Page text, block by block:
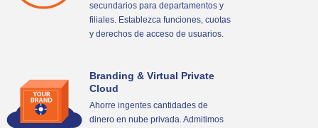
secundarios para departamentos y
filiales. Establezca funciones, cuotas
y derechos de acceso de usuarios.
Branding & Virtual Private
Cloud
Ahorre ingentes cantidades de
dinero en nube privada. Admitimos